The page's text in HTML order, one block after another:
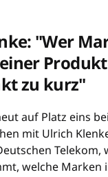
"Wer
zu kurz"
auf Platz eins
mit Ulrich
Telekom,
welche Marken